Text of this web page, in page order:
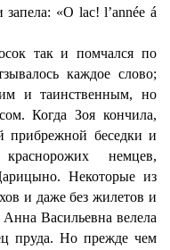
«О lac! l’année á
так и помчался по
каждое слово;
и таинственным, но
Когда Зоя кончила,
прибрежной беседки и
немцев,
Некоторые из
и даже без жилетов и
Васильевна велела
пруда. Но прежде чем